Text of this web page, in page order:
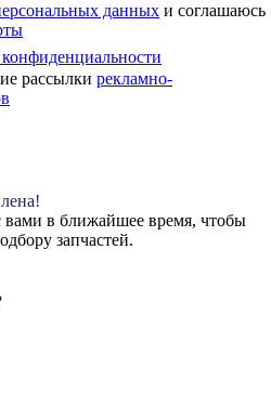
данных и соглашаюсь
рассылки рекламно-
в ближайшее время, чтобы
запчастей.